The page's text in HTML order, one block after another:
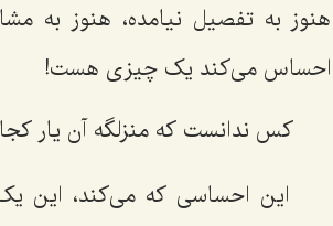
هنوز به تفصیل نیامده، هنوز به
احساس می‌کند یک چیزی هست!
کس ندانست که منزلگه آن یار
این احساسی که می‌کند، این